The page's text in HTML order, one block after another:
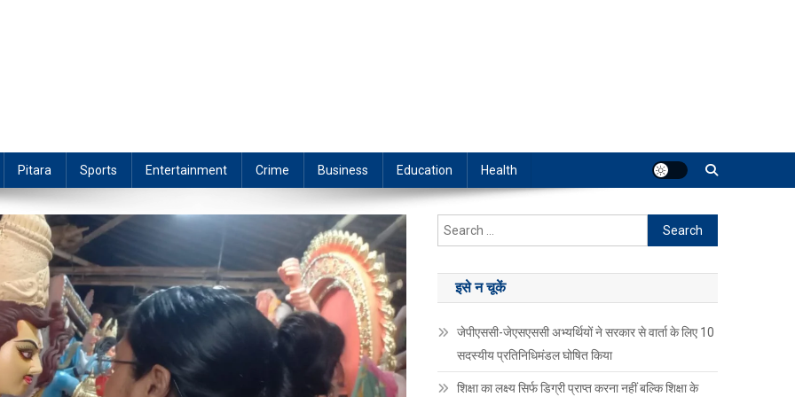
Pitara Sports Entertainment Crime Business Education Health
Search
for:
इसे न चूकें
जेपीएससी-जेएसएससी अभ्यर्थियों ने सरकार से वार्ता के लिए 10
सदस्यीय प्रतिनिधिमंडल घोषित किया
शिक्षा का लक्ष्य सिर्फ डिग्री प्राप्त करना नहीं बल्कि शिक्षा के